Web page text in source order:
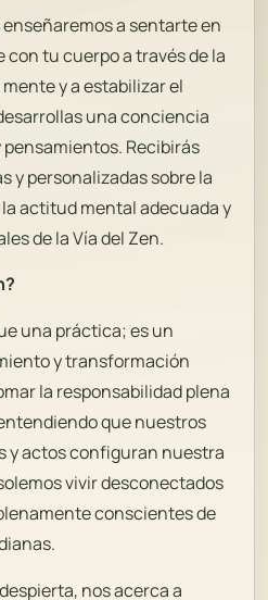
a sentarte en
tu cuerpo a través de la
y a estabilizar el
una conciencia
Recibirás
y personalizadas sobre la
actitud mental adecuada y
de la Vía del Zen.
una práctica; es un
y transformación
la responsabilidad plena
que nuestros
y actos configuran nuestra
vivir desconectados
conscientes de
nos acerca a